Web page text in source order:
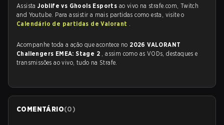
AssistaJoblife vs Ghools Esports ao vivo na strafe.com, Twitch
and Youtube. Para assistir a mais partidas como esta, visite o
Calendário de partidas de Valorant .
Acompanhe toda a ação que acontece no 2026 VALORANT
Challengers EMEA: Stage 2 , assim como as VODs, destaques e
transmissões ao vivo, tudo na Strafe.
COMENTÁRIO(0)